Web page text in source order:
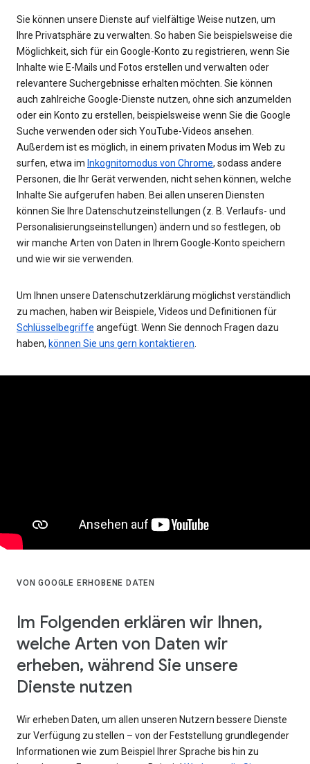
Sie können unsere Dienste auf vielfältige Weise nutzen, um
Ihre Privatsphäre zu verwalten. So haben Sie beispielsweise die
Möglichkeit, sich für ein Google-Konto zu registrieren, wenn Sie
Inhalte wie E-Mails und Fotos erstellen und verwalten oder
relevantere Suchergebnisse erhalten möchten. Sie können
auch zahlreiche Google-Dienste nutzen, ohne sich anzumelden
oder ein Konto zu erstellen, beispielsweise wenn Sie die Google
Suche verwenden oder sich YouTube-Videos ansehen.
Außerdem ist es möglich, in einem privaten Modus im Web zu
surfen, etwa im Inkognitomodus von Chrome, sodass andere
Personen, die Ihr Gerät verwenden, nicht sehen können, welche
Inhalte Sie aufgerufen haben. Bei allen unseren Diensten
können Sie Ihre Datenschutzeinstellungen (z. B. Verlaufs- und
Personalisierungseinstellungen) ändern und so festlegen, ob
wir manche Arten von Daten in Ihrem Google-Konto speichern
und wie wir sie verwenden.
Um Ihnen unsere Datenschutzerklärung möglichst verständlich
zu machen, haben wir Beispiele, Videos und Definitionen für
Schlüsselbegriffe angefügt. Wenn Sie dennoch Fragen dazu
haben, können Sie uns gern kontaktieren
VON GOOGLE ERHOBENE DATEN
Im Folgenden erklären wir Ihnen,
welche Arten von Daten wir
erheben, während Sie unsere
Dienste nutzen
Wir erheben Daten, um allen unseren Nutzern bessere Dienste
zur Verfügung zu stellen – von der Feststellung grundlegender
Informationen wie zum Beispiel Ihrer Sprache bis hin zu